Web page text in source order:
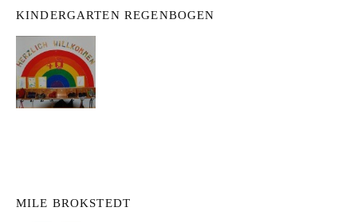
KINDERGARTEN REGENBOGEN
MILE BROKSTEDT